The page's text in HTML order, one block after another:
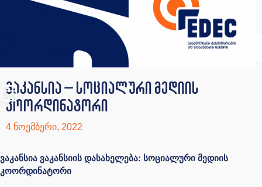
ვაკანსია – სოციალური მედიის
კოორდინატორი
4 ნოემბერი, 2022
ვაკანსია ვაკანსიის დასახელება: სოციალური მედიის
კოორდინატორი